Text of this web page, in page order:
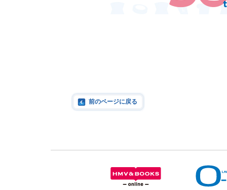
前のページに戻る